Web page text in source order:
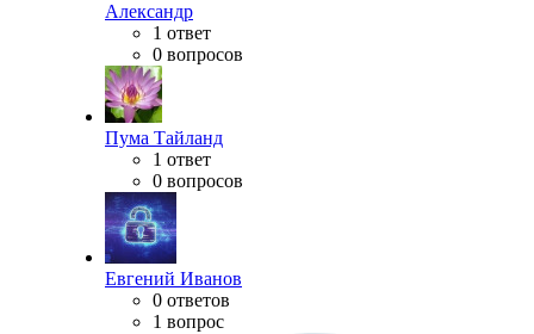
Александр
1 ответ
0 вопросов
Пума Тайланд
1 ответ
0 вопросов
Евгений Иванов
0 ответов
1 вопрос